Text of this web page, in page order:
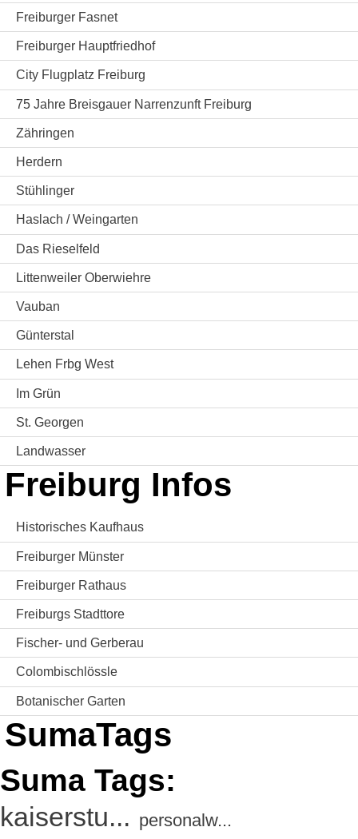
Freiburger Fasnet
Freiburger Hauptfriedhof
City Flugplatz Freiburg
75 Jahre Breisgauer Narrenzunft Freiburg
Zähringen
Herdern
Stühlinger
Haslach / Weingarten
Das Rieselfeld
Littenweiler Oberwiehre
Vauban
Günterstal
Lehen Frbg West
Im Grün
St. Georgen
Landwasser
Freiburg Infos
Historisches Kaufhaus
Freiburger Münster
Freiburger Rathaus
Freiburgs Stadttore
Fischer- und Gerberau
Colombischlössle
Botanischer Garten
SumaTags
Suma Tags:
kaiserstu... personalw...